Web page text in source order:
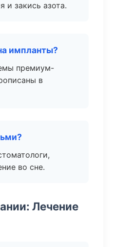
и закись азота.
импланты?
премиум-
в
во сне.
Лечение